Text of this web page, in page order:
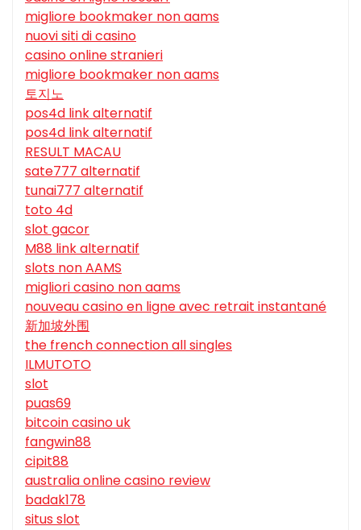
migliore bookmaker non aams
nuovi siti di casino
casino online stranieri
migliore bookmaker non aams
토지노
pos4d link alternatif
pos4d link alternatif
RESULT MACAU
sate777 alternatif
tunai777 alternatif
toto 4d
slot gacor
M88 link alternatif
slots non AAMS
migliori casino non aams
nouveau casino en ligne avec retrait instantané
新加坡外围
the french connection all singles
ILMUTOTO
slot
puas69
bitcoin casino uk
fangwin88
cipit88
australia online casino review
badak178
situs slot